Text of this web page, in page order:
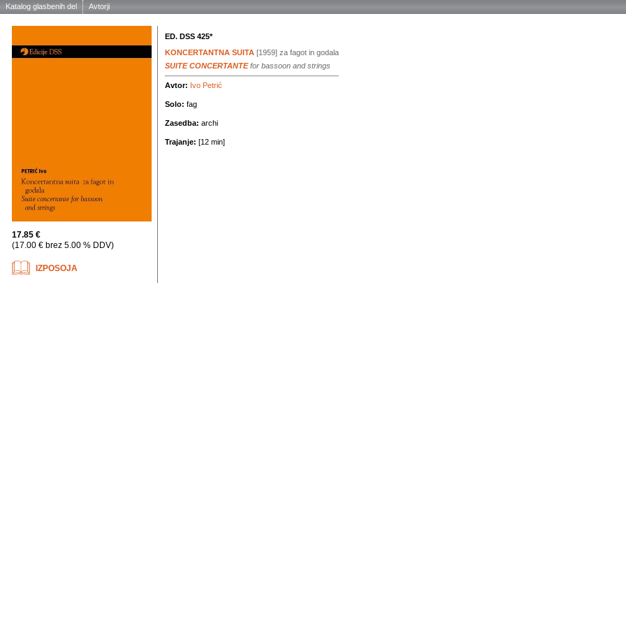
Katalog glasbenih del Avtorji
17.85 €
(17.00 € brez 5.00 % DDV)
IZPOSOJA
ED. DSS 425*
KONCERTANTNA SUITA [1959] za fagot in godala
SUITE CONCERTANTEfor bassoon and strings
Avtor: Ivo Petrić
Solo: fag
Zasedba: archi
Trajanje: [12 min]